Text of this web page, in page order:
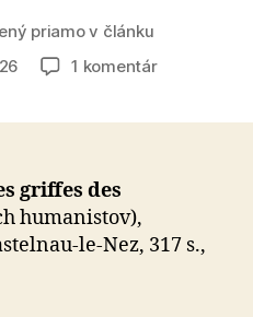
priamo v článku
1 komentárna
humanistov
griffes des
humanistov),
le-Nez, 317 s.,